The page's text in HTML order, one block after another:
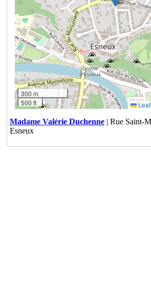
300 m
500 ft
Madame Valérie Duchenne| Rue Saint-
Esneux